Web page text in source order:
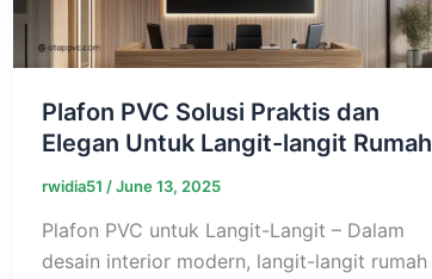
Plafon PVC Solusi Praktis dan
Elegan Untuk Langit-langit Rumah
rwidia51 /June 13, 2025
Plafon PVC untuk Langit-Langit – Dalam
desain interior modern, langit-langit rumah